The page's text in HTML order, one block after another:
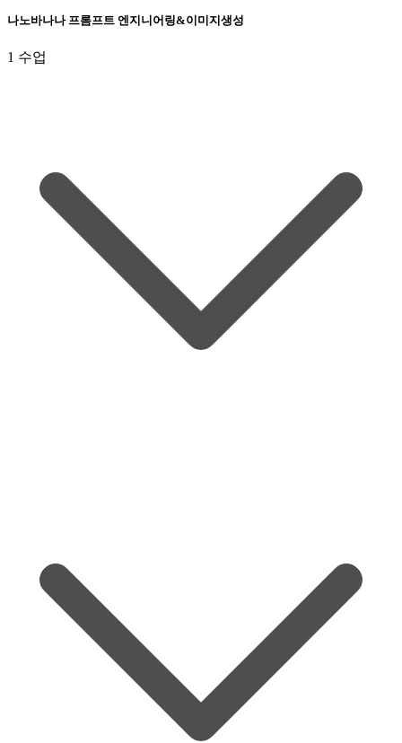
나노바나나 프롬프트 엔지니어링&이미지생성
1 수업